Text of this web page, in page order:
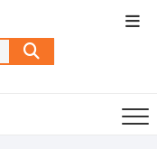
Search
…